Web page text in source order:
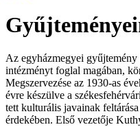
Az egyházmegyei
intézményt foglal magában,
Megszervezése az 1930-as
évre készülve a
tett kulturális javainak
érdekében. Első vezetője